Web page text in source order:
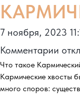
7 ноября, 2023
Комментарии к
Что такое
Кармические хвосты
много споров: